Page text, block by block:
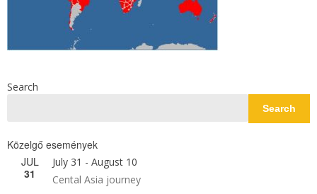
Search
Search
Közelgő események
JUL
31
July 31 - August 10
Cental Asia journey